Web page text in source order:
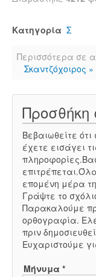
Κατηγορία Σ
Περισσότερα σε
Σκαντζόχοιρος »
Προσθήκη
Βεβαιωθείτε
έχετε εισάγει
επομένη μέρα
Γράψτε το
Παρακαλούμε
ορθογραφία.
πριν
Ευχαριστούμε
Μήνυμα *